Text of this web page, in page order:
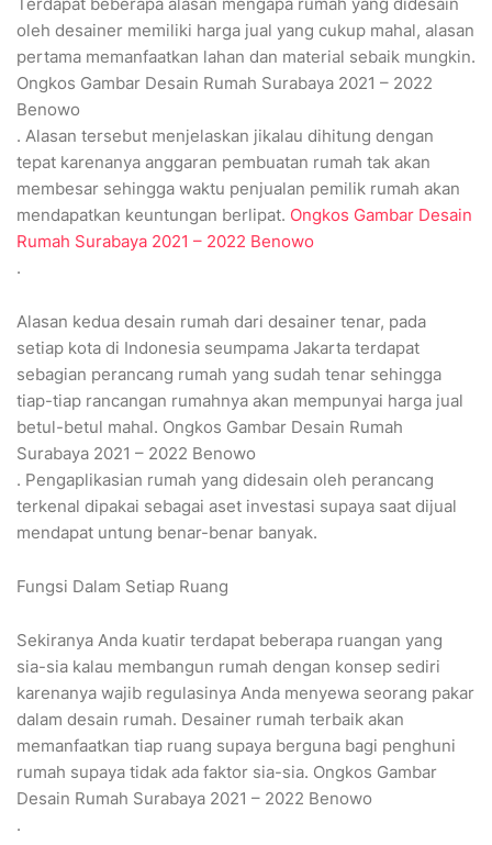
oleh desainer memiliki harga jual yang cukup mahal, alasan
pertama memanfaatkan lahan dan material sebaik mungkin.
Ongkos Gambar Desain Rumah Surabaya 2021 – 2022
Benowo
. Alasan tersebut menjelaskan jikalau dihitung dengan
tepat karenanya anggaran pembuatan rumah tak akan
membesar sehingga waktu penjualan pemilik rumah akan
mendapatkan keuntungan berlipat. Ongkos Gambar Desain
Rumah Surabaya 2021 – 2022 Benowo
.
Alasan kedua desain rumah dari desainer tenar, pada
setiap kota di Indonesia seumpama Jakarta terdapat
sebagian perancang rumah yang sudah tenar sehingga
tiap-tiap rancangan rumahnya akan mempunyai harga jual
betul-betul mahal. Ongkos Gambar Desain Rumah
Surabaya 2021 – 2022 Benowo
. Pengaplikasian rumah yang didesain oleh perancang
terkenal dipakai sebagai aset investasi supaya saat dijual
mendapat untung benar-benar banyak.
Fungsi Dalam Setiap Ruang
Sekiranya Anda kuatir terdapat beberapa ruangan yang
sia-sia kalau membangun rumah dengan konsep sediri
karenanya wajib regulasinya Anda menyewa seorang pakar
dalam desain rumah. Desainer rumah terbaik akan
memanfaatkan tiap ruang supaya berguna bagi penghuni
rumah supaya tidak ada faktor sia-sia. Ongkos Gambar
Desain Rumah Surabaya 2021 – 2022 Benowo
.